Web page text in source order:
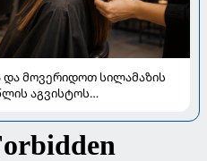
მოვერიდოთ სილამაზის
აგვისტოს